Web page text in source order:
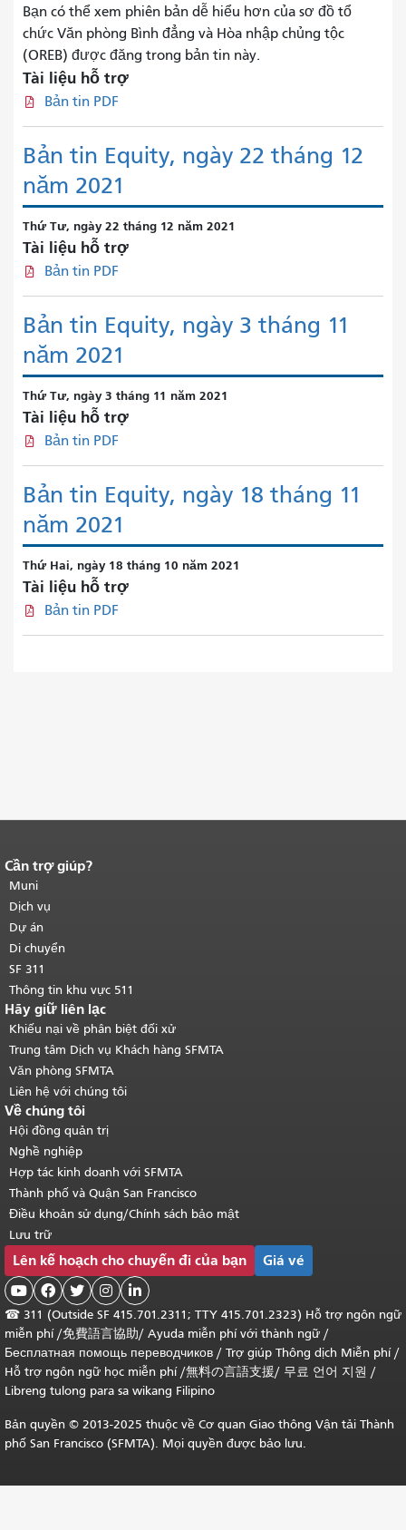
Bạn có thể xem phiên bản dễ hiểu hơn của sơ đồ tổ
chức Văn phòng Bình đẳng và Hòa nhập chủng tộc
(OREB) được đăng trong bản tin này.
Tài liệu hỗ trợ
Bản tin PDF
Bản tin Equity, ngày 22 tháng 12
năm 2021
Thứ Tư, ngày 22 tháng 12 năm 2021
Tài liệu hỗ trợ
Bản tin PDF
Bản tin Equity, ngày 3 tháng 11
năm 2021
Thứ Tư, ngày 3 tháng 11 năm 2021
Tài liệu hỗ trợ
Bản tin PDF
Bản tin Equity, ngày 18 tháng 11
năm 2021
Thứ Hai, ngày 18 tháng 10 năm 2021
Tài liệu hỗ trợ
Bản tin PDF
Kết thúc nội dung trang.
của trang này được lặp lại trên mọi
trang.Quay lại đầu trang nội dung
chính.
Cần trợ giúp?
Muni
Dịch vụ
Dự án
Di chuyển
SF 311
Thông tin khu vực 511
Hãy giữ liên lạc
Khiếu nại về phân biệt đối xử
Trung tâm Dịch vụ Khách hàng SFMTA
Văn phòng SFMTA
Liên hệ với chúng tôi
Về chúng tôi
Hội đồng quản trị
Nghề nghiệp
Hợp tác kinh doanh với SFMTA
Thành phố và Quận San Francisco
Điều khoản sử dụng/Chính sách bảo mật
Lưu trữ
Lên kế hoạch cho chuyến đi của bạn Giá vé
    
☎ 311 (Outside SF 415.701.2311; TTY 415.701.2323) Hỗ trợ ngôn ngữ
miễn phí /免費語言協助/ Ayuda miễn phí với thành ngữ /
Бесплатная помощь переводчиков / Trợ giúp Thông dịch Miễn phí/
Hỗ trợ ngôn ngữ học miễn phí/無料の言語支援/ 무료 언어 지원 /
Libreng tulong para sa wikang Filipino
Bản quyền © 2013-2025 thuộc về Cơ quan Giao thông Vận tải Thành
phố San Francisco (SFMTA). Mọi quyền được bảo lưu.